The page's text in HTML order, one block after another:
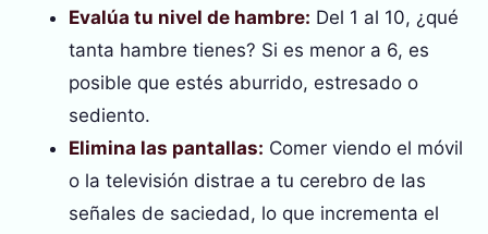
Evalúa tu nivel de hambre: Del 1 al 10, ¿qué
tanta hambre tienes? Si es menor a 6, es
posible que estés aburrido, estresado o
sediento.
Elimina las pantallas: Comer viendo el móvil
o la televisión distrae a tu cerebro de las
señales de saciedad, lo que incrementa el